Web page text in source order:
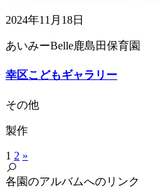
2024年11月18日
あいみーBelle鹿島田保育園
幸区こどもギャラリー
その他
製作
1 2 »
各園のアルバムへのリンク